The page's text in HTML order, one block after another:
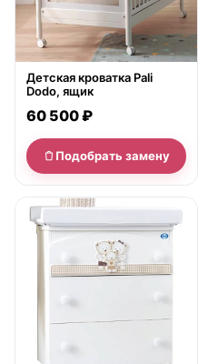
Детская кроватка Pali
Dodo, ящик
60 500 ₽
Подобрать замену
нет в продаже